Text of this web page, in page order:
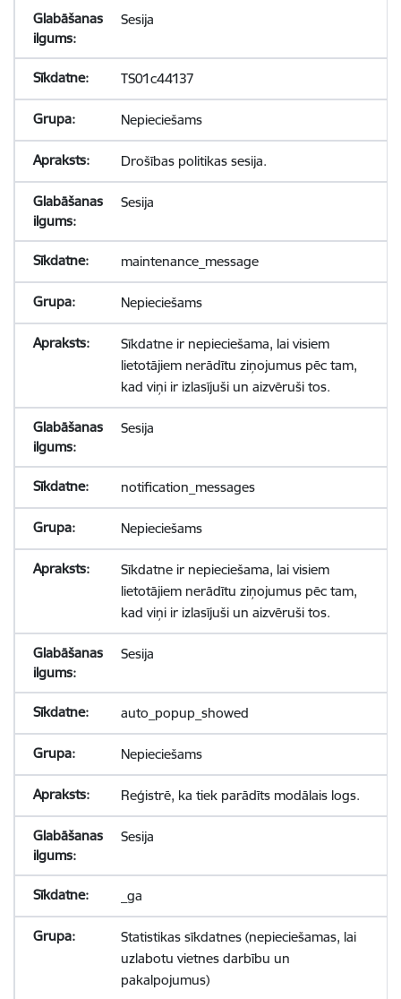
Sesija
TS01c44137
Nepieciešams
Drošības politikas sesija.
Sesija
maintenance_message
Nepieciešams
Sīkdatne ir nepieciešama, lai visiem
lietotājiem nerādītu ziņojumus pēc tam,
kad viņi ir izlasījuši un aizvēruši tos.
Sesija
notification_messages
Nepieciešams
Sīkdatne ir nepieciešama, lai visiem
lietotājiem nerādītu ziņojumus pēc tam,
kad viņi ir izlasījuši un aizvēruši tos.
Sesija
auto_popup_showed
Nepieciešams
Reģistrē, ka tiek parādīts modālais logs.
Sesija
_ga
Statistikas sīkdatnes (nepieciešamas, lai
uzlabotu vietnes darbību un
pakalpojumus)